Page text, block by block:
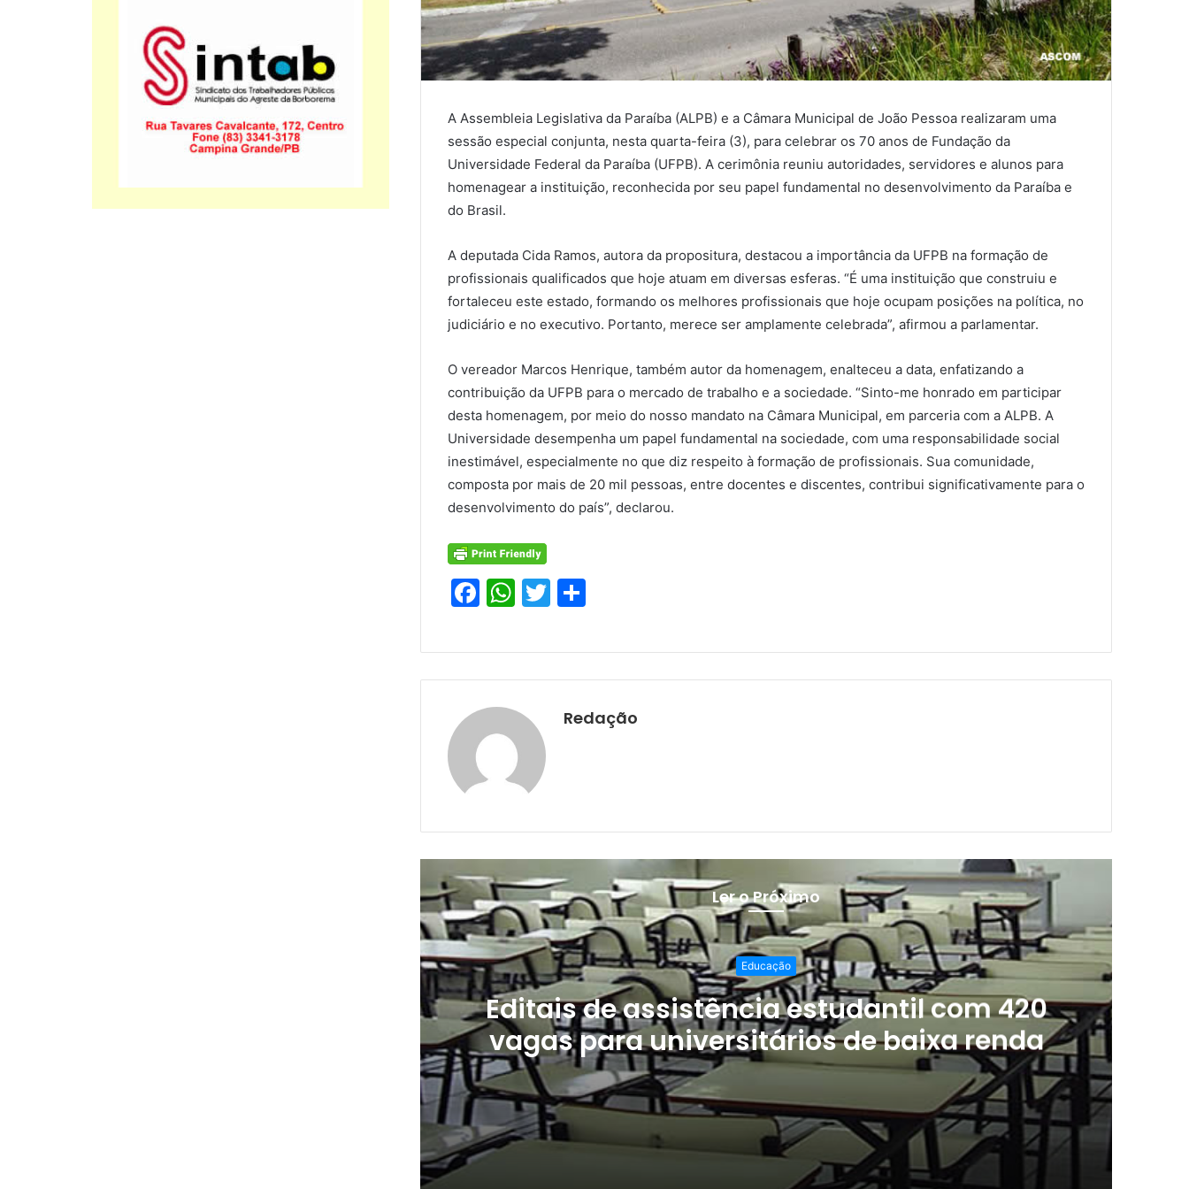
A Assembleia Legislativa da Paraíba (ALPB) e a Câmara Municipal de João Pessoa realizaram uma
sessão especial conjunta, nesta quarta-feira (3), para celebrar os 70 anos de Fundação da
Universidade Federal da Paraíba (UFPB). A cerimônia reuniu autoridades, servidores e alunos para
homenagear a instituição, reconhecida por seu papel fundamental no desenvolvimento da Paraíba e
do Brasil.
A deputada Cida Ramos, autora da propositura, destacou a importância da UFPB na formação de
profissionais qualificados que hoje atuam em diversas esferas. “É uma instituição que construiu e
fortaleceu este estado, formando os melhores profissionais que hoje ocupam posições na política, no
judiciário e no executivo. Portanto, merece ser amplamente celebrada”, afirmou a parlamentar.
O vereador Marcos Henrique, também autor da homenagem, enalteceu a data, enfatizando a
contribuição da UFPB para o mercado de trabalho e a sociedade. “Sinto-me honrado em participar
desta homenagem, por meio do nosso mandato na Câmara Municipal, em parceria com a ALPB. A
Universidade desempenha um papel fundamental na sociedade, com uma responsabilidade social
inestimável, especialmente no que diz respeito à formação de profissionais. Sua comunidade,
composta por mais de 20 mil pessoas, entre docentes e discentes, contribui significativamente para o
desenvolvimento do país”, declarou.
F
c
e
b
o
o
k
W
at
s
A
p
p
T
itt
er
ar
e
Redação
Ler o Próximo
Educação
Editais de assistência estudantil com 420
vagas para universitários de baixa renda